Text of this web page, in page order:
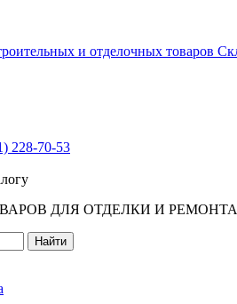
228-70-53
ДЛЯ ОТДЕЛКИ И РЕМОНТА